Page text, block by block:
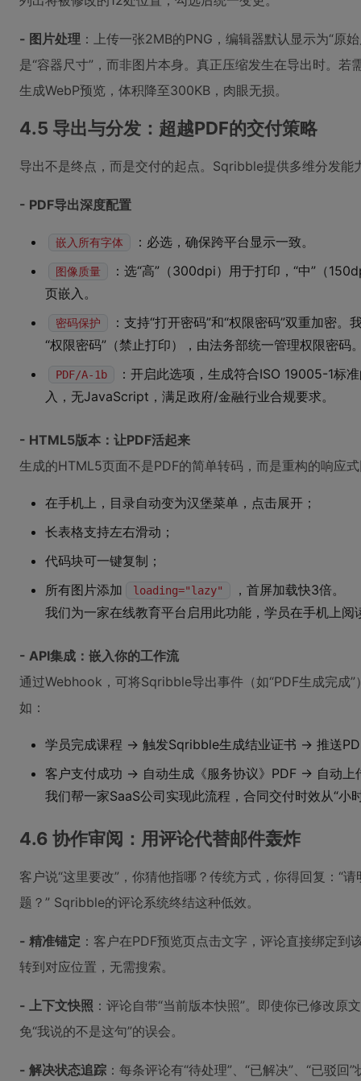
- 图片处理 ：上传一张2MB的PNG，编辑器默认显示为“原
是“容器尺寸”，而非图片本身。真正压缩发生在导出时。若
生成WebP预览，体积降至300KB，肉眼无损。
4.5 导出与分发：超越PDF的交付策略
导出不是终点，而是交付的起点。Sqribble提供多维分发能
- PDF导出深度配置
嵌入所有字体 ：必选，确保跨平台显示一致。
图像质量
：选“高”（300dpi）用于打印，“中”（
页嵌入。
密码保护
：支持“打开密码”和“权限密码”双重加密
“权限密码”（禁止打印），由法务部统一管理权限密码
PDF/A-1b
：开启此选项，生成符合ISO 19005-1标
入，无JavaScript，满足政府/金融行业合规要求。
- HTML5版本：让PDF活起来
生成的HTML5页面不是PDF的简单转码，而是重构的响应
在手机上，目录自动变为汉堡菜单，点击展开；
长表格支持左右滑动；
代码块可一键复制；
所有图片添加
loading="lazy"
，首屏加载快3倍。
我们为一家在线教育平台启用此功能，学员在手机上阅
- API集成：嵌入你的工作流
通过Webhook，可将Sqribble导出事件（如“PDF生成完成
如：
学员完成课程 → 触发Sqribble生成结业证书 → 推送
客户支付成功 → 自动生成《服务协议》PDF → 自动上
我们帮一家SaaS公司实现此流程，合同交付时效从“小
4.6 协作审阅：用评论代替邮件轰炸
客户说“这里要改”，你猜他指哪？传统方式，你得回复：“
题？” Sqribble的评论系统终结这种低效。
- 精准锚定 ：客户在PDF预览页点击文字，评论直接绑定
转到对应位置，无需搜索。
- 上下文快照 ：评论自带“当前版本快照”。即使你已修改
免“我说的不是这句”的误会。
- 解决状态追踪 ：每条评论有“待处理”、“已解决”、“已驳